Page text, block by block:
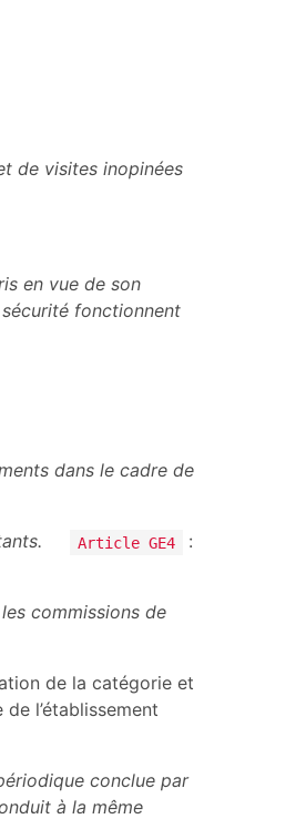
de visites inopinées
en vue de son
fonctionnent
dans le cadre de
Article GE4
:
commissions de
de la catégorie et
l’établissement
conclue par
à la même